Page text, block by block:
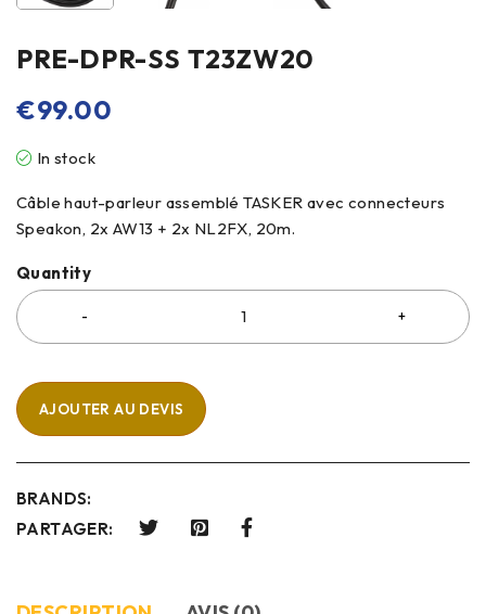
PRE-DPR-SS T23ZW20
€99.00
In stock
Câble haut-parleur assemblé TASKER avec connecteurs
Speakon, 2x AW13 + 2x NL2FX, 20m.
Quantity
AJOUTER AU DEVIS
BRANDS:
PARTAGER: